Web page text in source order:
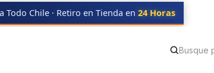
a Todo Chile · Retiro en Tienda en 24 Horas